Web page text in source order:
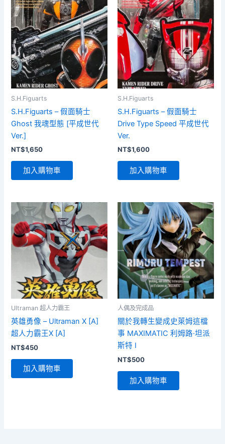
S.H.Figuarts
S.H.Figuarts – 假面騎士
Ghost 我魂型態 [平成世代
Ver.]
NT$1,650
加入購物車
S.H.Figuarts
S.H.Figuarts – 假面騎士
Drive Type Speed 平成世代
Ver.
NT$1,600
加入購物車
Ultraman 超人力霸王
英雄勇像 – Ultraman X [A]
超人力霸王X [A]
NT$450
加入購物車
人偶及完成品
關於我轉生變成史萊姆這檔
事 MAXIMATIC 利姆路·坦派
斯特 I
NT$500
加入購物車